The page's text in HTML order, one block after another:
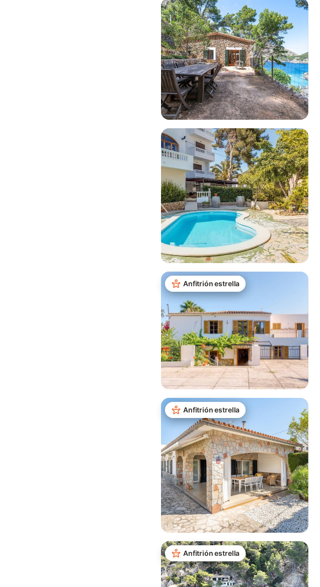
Anfitrión estrella
Anfitrión estrella
Anfitrión estrella